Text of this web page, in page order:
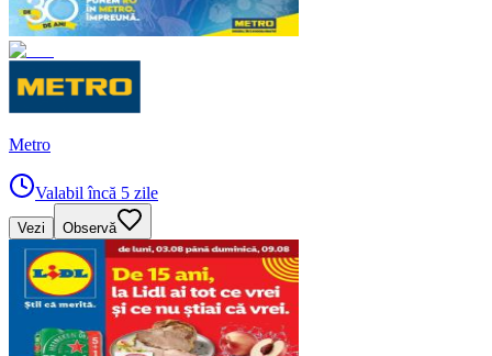
Metro
Valabil încă 5 zile
Vezi Observă